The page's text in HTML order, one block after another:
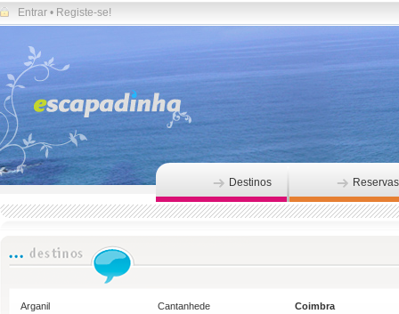
Entrar • Registe-se!
Destinos Reservas
Arganil Cantanhede
Coimbra